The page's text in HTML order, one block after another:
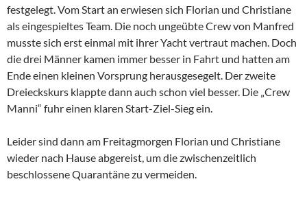
festgelegt. Vom Start an erwiesen sich Florian und Christiane
als eingespieltes Team. Die noch ungeübte Crew von Manfred
musste sich erst einmal mit ihrer Yacht vertraut machen. Doch
die drei Männer kamen immer besser in Fahrt und hatten am
Ende einen kleinen Vorsprung herausgesegelt. Der zweite
Dreieckskurs klappte dann auch schon viel besser. Die „Crew
Manni“ fuhr einen klaren Start-Ziel-Sieg ein.
Leider sind dann am Freitagmorgen Florian und Christiane
wieder nach Hause abgereist, um die zwischenzeitlich
beschlossene Quarantäne zu vermeiden.